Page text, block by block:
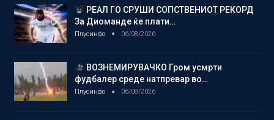
РЕАЛ ГО СРУШИ СОПСТВЕНИОТ РЕКОРД
За Диоманде ќе плати…
Плусинфо 06/08/2026
ВОЗНЕМИРУВАЧКО Гром усмрти
фудбалер среде натпревар во…
Плусинфо 06/08/2026